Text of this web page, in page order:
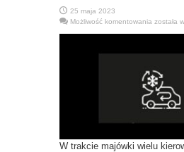
25 maja 2023
Możliwość komentowania Serwis
na
błędów
unikać
została
W trakcie majówki wielu